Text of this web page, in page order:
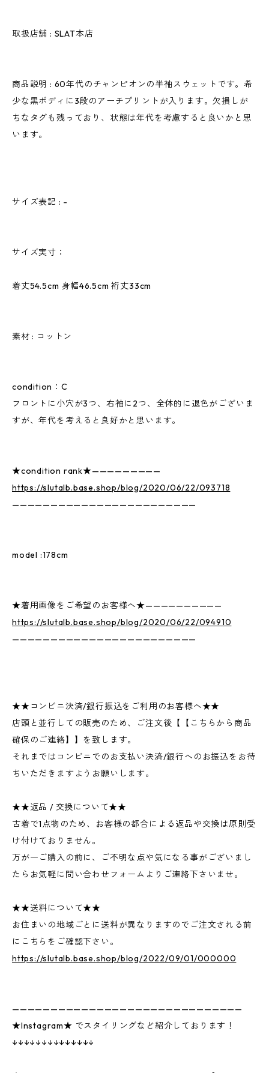
取扱店舗 : SLAT本店
商品説明 : 60年代のチャンピオンの半袖スウェットです。希
少な黒ボディに3段のアーチプリントが入ります。欠損しが
ちなタグも残っており、状態は年代を考慮すると良いかと思
います。
サイズ表記 : -
サイズ実寸：
着丈54.5cm 身幅46.5cm 裄丈33cm
素材 : コットン
condition：C
フロントに小穴が3つ、右袖に2つ、全体的に退色がございま
すが、年代を考えると良好かと思います。
★condition rank★—————————
https://slutalb.base.shop/blog/2020/06/22/093718
————————————————————————
model :178cm
★着用画像をご希望のお客様へ★——————————
https://slutalb.base.shop/blog/2020/06/22/094910
————————————————————————
★★コンビニ決済/銀行振込をご利用のお客様へ★★
店頭と並行しての販売のため、ご注文後【【こちらから商品
確保のご連絡】】を致します。
それまではコンビニでのお支払い決済/銀行へのお振込をお待
ちいただきますようお願いします。
★★返品 / 交換について★★
古着で1点物のため、お客様の都合による返品や交換は原則受
け付けておりません。
万が一ご購入の前に、ご不明な点や気になる事がございまし
たらお気軽に問い合わせフォームよりご連絡下さいませ。
★★送料について★★
お住まいの地域ごとに送料が異なりますのでご注文される前
にこちらをご確認下さい。
https://slutalb.base.shop/blog/2022/09/01/000000
——————————————————————————————
★Instagram★ でスタイリングなど紹介しております！
↓↓↓↓↓↓↓↓↓↓↓↓↓↓